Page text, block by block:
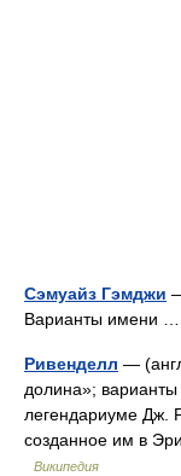
Сэмуайз Гэмджи
Варианты имени
Ривенделл —
долина»;
легендариуме Дж.
созданное им в
Википедия